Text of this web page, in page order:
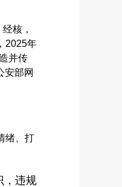
核，
2025年
并传
安部网
绪、打
，违规